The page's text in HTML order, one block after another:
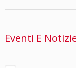
Eventi E Notizie